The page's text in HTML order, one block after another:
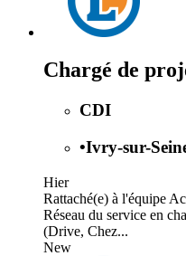
Chargé de
CDI
•Ivry-sur-
Hier
Rattaché(e) à l'équipe
Réseau du service en
(Drive, Chez...
New